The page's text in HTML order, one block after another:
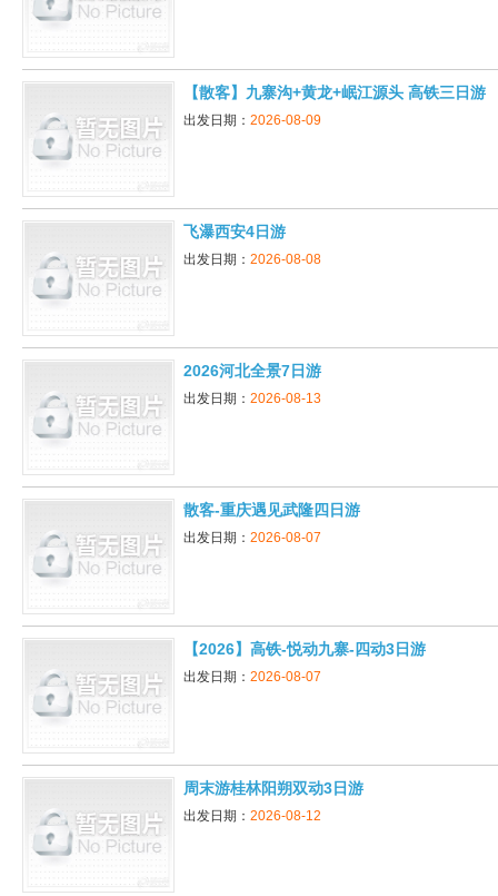
【散客】九寨沟+黄龙+岷江源头 高铁三日游
出发日期： 2026-08-09
飞瀑西安4日游
出发日期： 2026-08-08
2026河北全景7日游
出发日期： 2026-08-13
散客-重庆遇见武隆四日游
出发日期： 2026-08-07
【2026】高铁-悦动九寨-四动3日游
出发日期： 2026-08-07
周末游桂林阳朔双动3日游
出发日期： 2026-08-12